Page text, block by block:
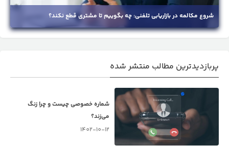
شروع مکالمه در بازاریابی تلفنی: چه بگوییم تا مشتری قطع نکند؟
پربازدیدترین مطالب منتشر شده
شماره خصوصی چیست و چرا زنگ
می‌زند؟
1402-10-12